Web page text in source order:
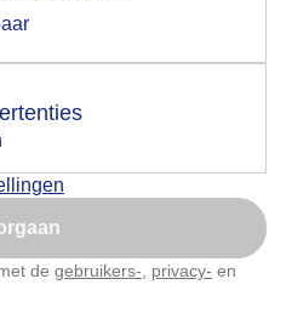
de gebruikers- privacy- en
2026, 68x bekeken
de popup
later
aan te passen